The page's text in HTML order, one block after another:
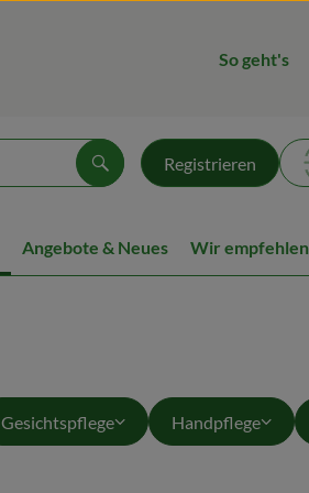
So geht's
Registrieren
Suchen
Angebote & Neues Wir empfehlen
Gesichtspflege Handpflege